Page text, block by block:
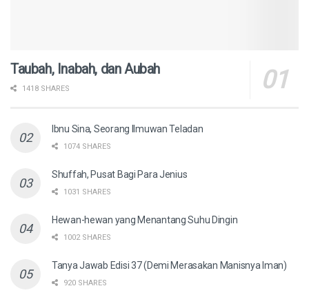
Taubah, Inabah, dan Aubah
1418 SHARES
Ibnu Sina, Seorang Ilmuwan Teladan
1074 SHARES
Shuffah, Pusat Bagi Para Jenius
1031 SHARES
Hewan-hewan yang Menantang Suhu Dingin
1002 SHARES
Tanya Jawab Edisi 37 (Demi Merasakan Manisnya Iman)
920 SHARES